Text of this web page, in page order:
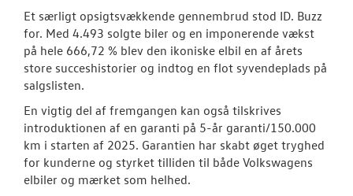
Et særligt opsigtsvækkende gennembrud stod ID. Buzz
for. Med 4.493 solgte biler og en imponerende vækst
på hele 666,72 % blev den ikoniske elbil en af årets
store succeshistorier og indtog en flot syvendeplads på
salgslisten.
En vigtig del af fremgangen kan også tilskrives
introduktionen af en garanti på 5-år garanti/150.000
km i starten af 2025. Garantien har skabt øget tryghed
for kunderne og styrket tilliden til både Volkswagens
elbiler og mærket som helhed.